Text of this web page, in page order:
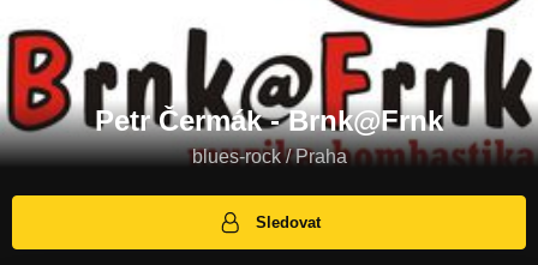
Petr Čermák - Brnk@Frnk
blues-rock / Praha
Sledovat